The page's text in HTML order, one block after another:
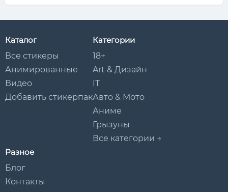
Каталог
Все стикеры
Анимированные
Видео
Добавить стикерпак
Категории
18+
Art & Дизайн
IT
Авто & Мото
Аниме
Грызуны
Все категории →
Разное
Блог
Контакты